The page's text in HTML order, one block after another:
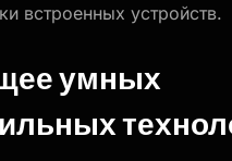
встроенных устройств.
умных